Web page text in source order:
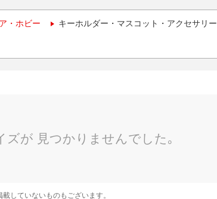
・ホビー キーホルダー・マスコット・アクセサリー